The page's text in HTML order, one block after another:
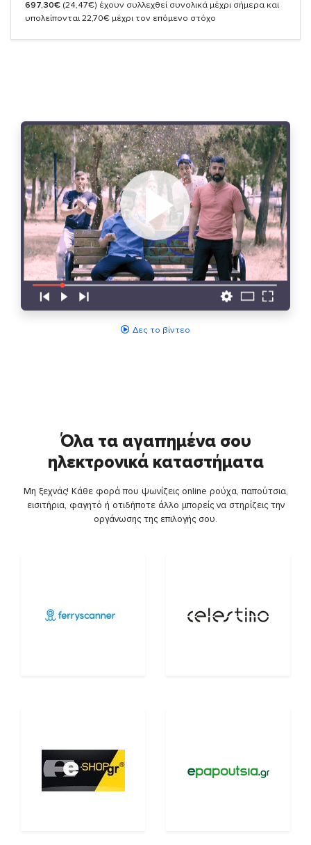
697,30€ (24,47€) έχουν συλλεχθεί συνολικά μέχρι σήμερα και
υπολείπονται 22,70€ μέχρι τον επόμενο στόχο
Δες το βίντεο
Όλα τα αγαπημένα σου
ηλεκτρονικά καταστήματα
Μη ξεχνάς! Κάθε φορά που ψωνίζεις online ρούχα, παπούτσια,
εισιτήρια, φαγητό ή οτιδήποτε άλλο μπορείς να στηρίζεις την
οργάνωσης της επιλογής σου.